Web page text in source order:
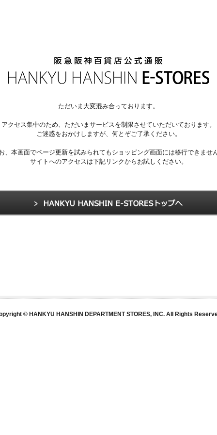
ただいま大変混み合っております。
アクセス集中のため、ただいまサービスを制限させていただいております。
ご迷惑をおかけしますが、何とぞご了承ください。
、本画面でページ更新を試みられてもショッピング画面には移行できませ
サイトへのアクセスは下記リンクからお試しください。
© HANKYU HANSHIN DEPARTMENT STORES, INC. All Rights